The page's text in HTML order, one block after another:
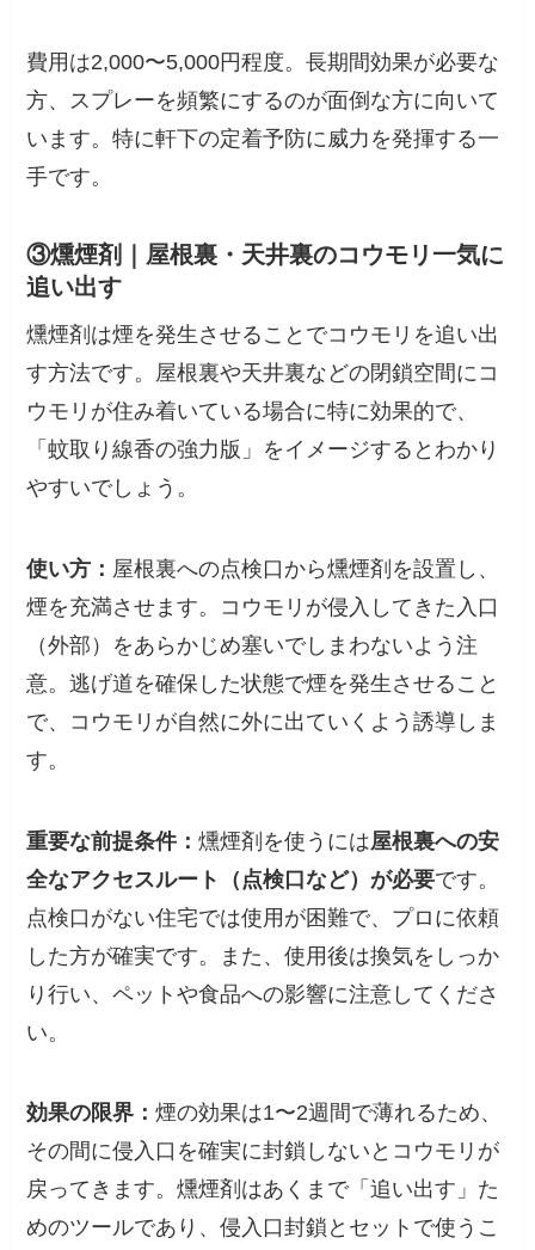
費用は2,000〜5,000円程度。長期間効果が必要な
方、スプレーを頻繁にするのが面倒な方に向いて
います。特に軒下の定着予防に威力を発揮する一
手です。
③燻煙剤｜屋根裏・天井裏のコウモリ一気に
追い出す
燻煙剤は煙を発生させることでコウモリを追い出
す方法です。屋根裏や天井裏などの閉鎖空間にコ
ウモリが住み着いている場合に特に効果的で、
「蚊取り線香の強力版」をイメージするとわかり
やすいでしょう。
使い方： 屋根裏への点検口から燻煙剤を設置し、
煙を充満させます。コウモリが侵入してきた入口
（外部）をあらかじめ塞いでしまわないよう注
意。逃げ道を確保した状態で煙を発生させること
で、コウモリが自然に外に出ていくよう誘導しま
す。
重要な前提条件：燻煙剤を使うには屋根裏への安
全なアクセスルート（点検口など）が必要です。
点検口がない住宅では使用が困難で、プロに依頼
した方が確実です。また、使用後は換気をしっか
り行い、ペットや食品への影響に注意してくださ
い。
効果の限界：煙の効果は1〜2週間で薄れるため、
その間に侵入口を確実に封鎖しないとコウモリが
戻ってきます。燻煙剤はあくまで「追い出す」た
めのツールであり、侵入口封鎖とセットで使うこ